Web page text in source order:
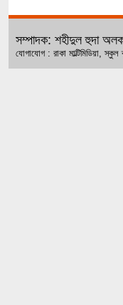
সম্পাদক: শহীদুল হুদা
যোগাযোগ : রাকা